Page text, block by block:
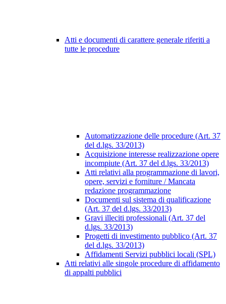
Atti e documenti di carattere generale riferiti a
tutte le procedure
Automatizzazione delle procedure (Art. 37
del d.lgs. 33/2013)
Acquisizione interesse realizzazione opere
incompiute (Art. 37 del d.lgs. 33/2013)
Atti relativi alla programmazione di lavori,
opere, servizi e forniture / Mancata
redazione programmazione
Documenti sul sistema di qualificazione
(Art. 37 del d.lgs. 33/2013)
Gravi illeciti professionali (Art. 37 del
d.lgs. 33/2013)
Progetti di investimento pubblico (Art. 37
del d.lgs. 33/2013)
Affidamenti Servizi pubblici locali (SPL)
Atti relativi alle singole procedure di affidamento
di appalti pubblici